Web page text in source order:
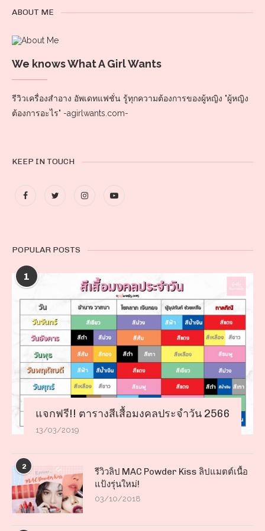
ABOUT ME
We knows What A Girl Wants
รีวิวเครื่องสำอาง อัพเดทแฟชั่น รู้ทุกความต้องการของผู้หญิง "ผู้หญิง
ต้องการอะไร" -agirlwants.com-
KEEP IN TOUCH
POPULAR POSTS
1
แจกฟรี!! ตารางสีเสื้อมงคลประจำวัน 2566
13/03/2019
2
รีวิวลิป MAC Powder Kiss ลิปแมตต์เนื้อ
แป้งรุ่นใหม่!
03/10/2018